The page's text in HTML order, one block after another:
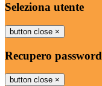
Seleziona utente
button close ×
Recupero password
button close ×